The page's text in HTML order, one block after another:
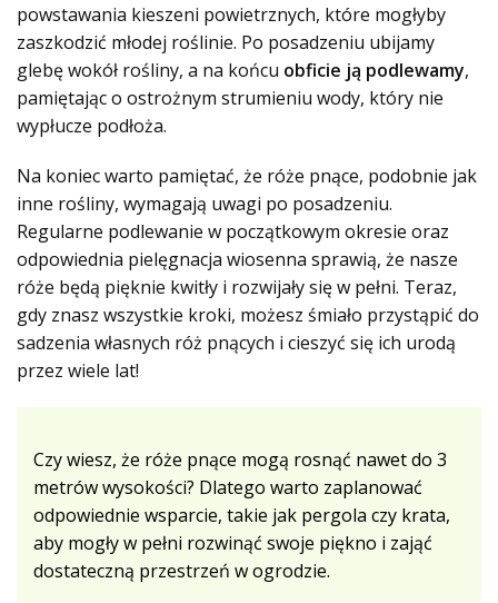
powstawania kieszeni powietrznych, które mogłyby
zaszkodzić młodej roślinie. Po posadzeniu ubijamy
glebę wokół rośliny, a na końcu obficie ją podlewamy,
pamiętając o ostrożnym strumieniu wody, który nie
wypłucze podłoża.
Na koniec warto pamiętać, że róże pnące, podobnie jak
inne rośliny, wymagają uwagi po posadzeniu.
Regularne podlewanie w początkowym okresie oraz
odpowiednia pielęgnacja wiosenna sprawią, że nasze
róże będą pięknie kwitły i rozwijały się w pełni. Teraz,
gdy znasz wszystkie kroki, możesz śmiało przystąpić do
sadzenia własnych róż pnących i cieszyć się ich urodą
przez wiele lat!
Czy wiesz, że róże pnące mogą rosnąć nawet do 3
metrów wysokości? Dlatego warto zaplanować
odpowiednie wsparcie, takie jak pergola czy krata,
aby mogły w pełni rozwinąć swoje piękno i zająć
dostateczną przestrzeń w ogrodzie.